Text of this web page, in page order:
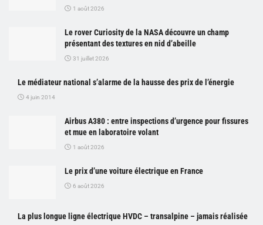
1 août 2026
Le rover Curiosity de la NASA découvre un champ
présentant des textures en nid d’abeille
31 juillet 2026
Le médiateur national s’alarme de la hausse des prix de l’énergie
4 juin 2014
Airbus A380 : entre inspections d’urgence pour fissures
et mue en laboratoire volant
1 août 2026
Le prix d’une voiture électrique en France
6 août 2026
La plus longue ligne électrique HVDC – transalpine – jamais réalisée